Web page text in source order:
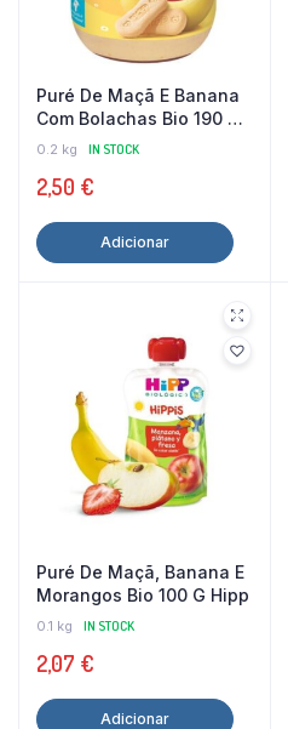
Puré De Maçã E Banana
Com Bolachas Bio 190 G
Hipp
0.2 kg IN STOCK
2,50 €
Adicionar
Puré De Maçã, Banana E
Morangos Bio 100 G Hipp
0.1 kg IN STOCK
2,07 €
Adicionar